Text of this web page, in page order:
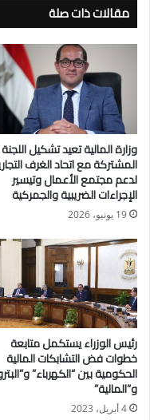
الاقتصادية وما يرتبط بها
وارتفاع شديد فى أسعار
الضخمة على الموازنة
للدولة
التى حصل أصحابها أيضًا
تكلفة وثيقتي التأمين على
أضاف الوزير هذه المبادرة
والإسكندرية، والقليوبية،
سويف، وسوهاج، والأقصر،
الأحمر، إضافة إلى
على توسيع قاعدة
وزيادة المركبات الصديقة
السيارات، بالعمل على
مقالات ذات صلة
وزارة المالية تعيد تشكيل اللجنة
المشتركة مع اتحاد الغرف
لدعم مجتمع الأعمال وتيسير
الإجراءات الضريبية والجمركية
19 يونيو، 2026
رئيس الوزراء يستكمل متابعة
خطوات فض التشابكات المالية
الحكومية بين “الكهرباء”
و”المالية”
4 أبريل، 2023